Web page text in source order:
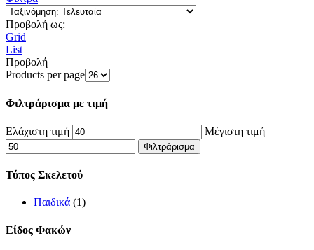
Προβολή ως:
Grid
List
Προβολή
Products per page
Φιλτράρισμα με τιμή
Ελάχιστη τιμή Μέγιστη τιμή
Φιλτράρισμα
Τύπος Σκελετού
Παιδικά (1)
Είδος Φακών